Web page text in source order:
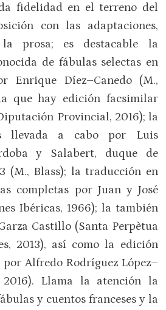
fidelidad en el terreno del
con las adaptaciones,
prosa; es destacable la
de fábulas selectas en
Enrique Díez–Canedo (M.,
que hay edición facsimilar
Provincial, 2016); la
llevada a cabo por Luis
y Salabert, duque de
(M., Blass); la traducción en
completas por Juan y José
Ibéricas, 1966); la también
Castillo (Santa Perpètua
2013), así como la edición
Alfredo Rodríguez López–
2016). Llama la atención la
y cuentos franceses y la